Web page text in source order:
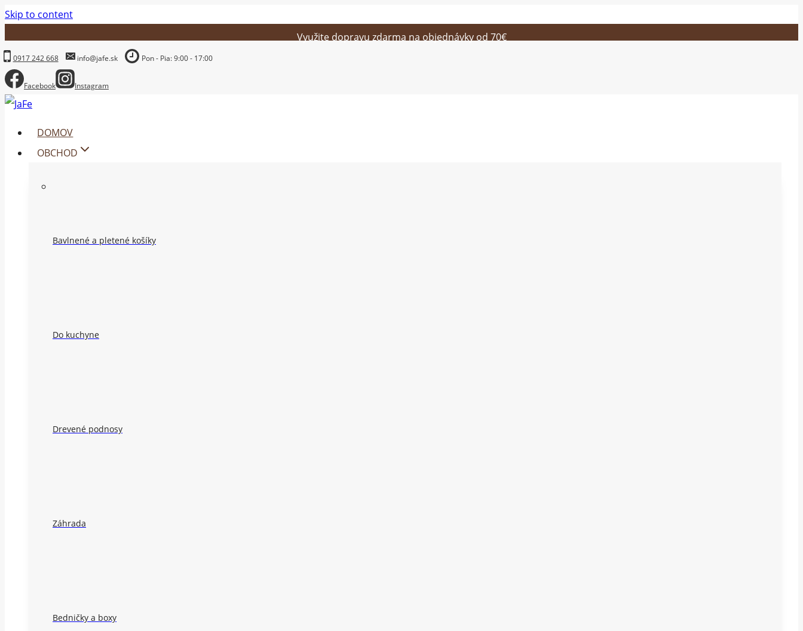
Skip to content
Využite dopravu zdarma na objednávky od 70€
0917 242 668 info@jafe.sk Pon - Pia: 9:00 - 17:00
Facebook Instagram
DOMOV
OBCHOD
Bavlnené a pletené košíky
Do kuchyne
Drevené podnosy
Záhrada
Bedničky a boxy